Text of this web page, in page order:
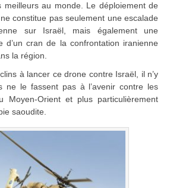
meilleurs au monde. Le déploiement de
ne constitue pas seulement une escalade
sur Israël, mais également une
d’un cran de la confrontation iranienne
la région.
à lancer ce drone contre Israël, il n’y
ne le fassent pas à l’avenir contre les
Moyen-Orient et plus particulièrement
saoudite.